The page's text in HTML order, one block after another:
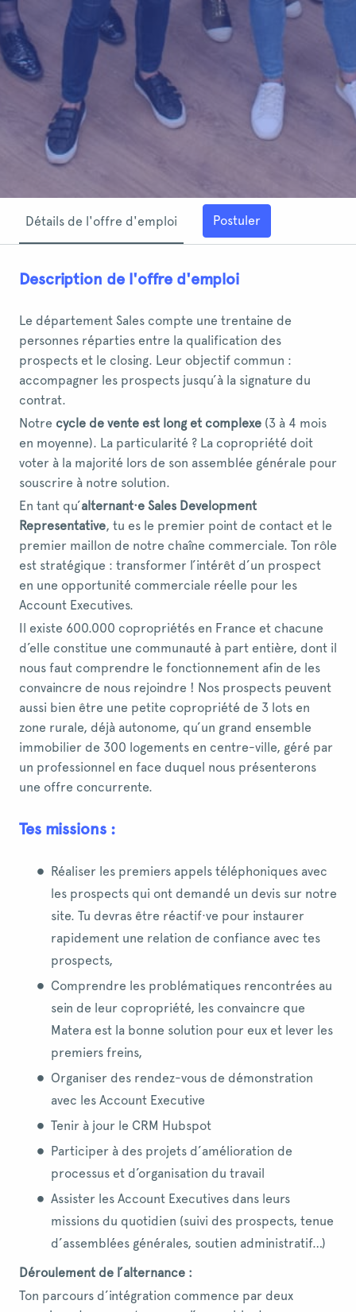
Détails de l'offre d'emploi Postuler
Description de l'offre d'emploi
Le département Sales compte une trentaine de
personnes réparties entre la qualification des
prospects et le closing. Leur objectif commun :
accompagner les prospects jusqu’à la signature du
contrat.
Notre cycle de vente est long et complexe (3 à 4 mois
en moyenne). La particularité ? La copropriété doit
voter à la majorité lors de son assemblée générale pour
souscrire à notre solution.
En tant qu’alternant·e Sales Development
Representative, tu es le premier point de contact et le
premier maillon de notre chaîne commerciale. Ton rôle
est stratégique : transformer l’intérêt d’un prospect
en une opportunité commerciale réelle pour les
Account Executives.
Il existe 600.000 copropriétés en France et chacune
d’elle constitue une communauté à part entière, dont il
nous faut comprendre le fonctionnement afin de les
convaincre de nous rejoindre ! Nos prospects peuvent
aussi bien être une petite copropriété de 3 lots en
zone rurale, déjà autonome, qu’un grand ensemble
immobilier de 300 logements en centre-ville, géré par
un professionnel en face duquel nous présenterons
une offre concurrente.
Tes missions :
Réaliser les premiers appels téléphoniques avec
les prospects qui ont demandé un devis sur notre
site. Tu devras être réactif·ve pour instaurer
rapidement une relation de confiance avec tes
prospects,
Comprendre les problématiques rencontrées au
sein de leur copropriété, les convaincre que
Matera est la bonne solution pour eux et lever les
premiers freins,
Organiser des rendez-vous de démonstration
avec les Account Executive
Tenir à jour le CRM Hubspot
Participer à des projets d’amélioration de
processus et d’organisation du travail
Assister les Account Executives dans leurs
missions du quotidien (suivi des prospects, tenue
d’assemblées générales, soutien administratif…)
Déroulement de l’alternance :
Ton parcours d’intégration commence par deux